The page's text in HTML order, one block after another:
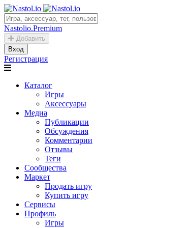
Nastolio.Premium
Добавить
Вход
Регистрация
Каталог
Игры
Аксессуары
Медиа
Публикации
Обсуждения
Комментарии
Отзывы
Теги
Сообщества
Маркет
Продать игру
Купить игру
Сервисы
Профиль
Игры